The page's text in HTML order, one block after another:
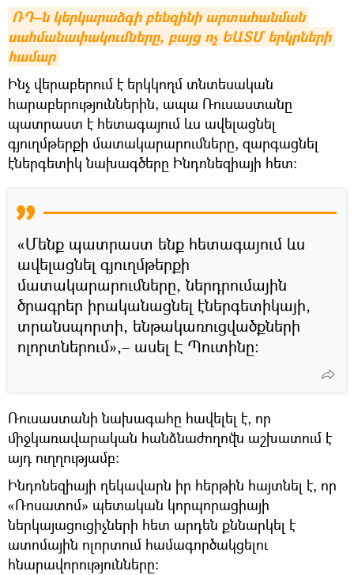
ՌԴ–ն կերկարաձգի բենզինի արտահանման
սահմանափակումները, բայց ոչ ԵԱՏՄ երկրների
համար
Ինչ վերաբերում է երկկողմ տնտեսական
հարաբերություններին, ապա Ռուսաստանը
պատրաստ է հետագայում ևս ավելացնել
գյուղմթերքի մատակարարումները, զարգացնել
էներգետիկ նախագծերը Ինդոնեզիայի հետ:
«Մենք պատրաստ ենք հետագայում ևս
ավելացնել գյուղմթերքի
մատակարարումները, ներդրումային
ծրագրեր իրականացնել էներգետիկայի,
տրանսպորտի, ենթակառուցվածքների
ոլորտներում»,– ասել Է Պուտինը:
Ռուսաստանի նախագահը հավելել է, որ
միջկառավարական հանձնաժողովն աշխատում է
այդ ուղղությամբ։
Ինդոնեզիայի ղեկավարն իր հերթին հայտնել է, որ
«Ռոսատոմ» պետական կորպորացիայի
ներկայացուցիչների հետ արդեն քննարկել է
ատոմային ոլորտում համագործակցելու
հնարավորությունները: